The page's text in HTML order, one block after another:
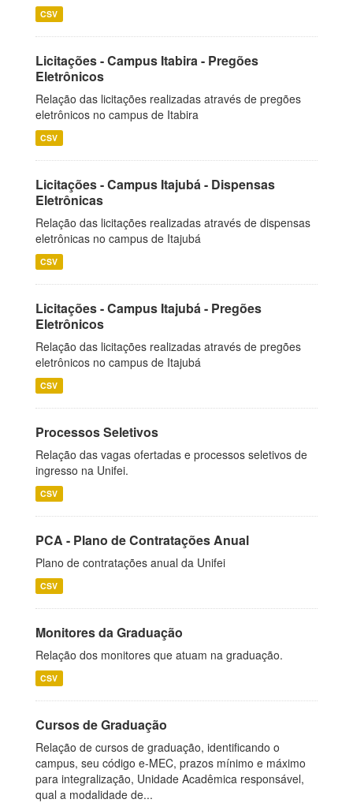
CSV
Licitações - Campus Itabira - Pregões
Eletrônicos
Relação das licitações realizadas através de pregões
eletrônicos no campus de Itabira
CSV
Licitações - Campus Itajubá - Dispensas
Eletrônicas
Relação das licitações realizadas através de dispensas
eletrônicas no campus de Itajubá
CSV
Licitações - Campus Itajubá - Pregões
Eletrônicos
Relação das licitações realizadas através de pregões
eletrônicos no campus de Itajubá
CSV
Processos Seletivos
Relação das vagas ofertadas e processos seletivos de
ingresso na Unifei.
CSV
PCA - Plano de Contratações Anual
Plano de contratações anual da Unifei
CSV
Monitores da Graduação
Relação dos monitores que atuam na graduação.
CSV
Cursos de Graduação
Relação de cursos de graduação, identificando o
campus, seu código e-MEC, prazos mínimo e máximo
para integralização, Unidade Acadêmica responsável,
qual a modalidade de...